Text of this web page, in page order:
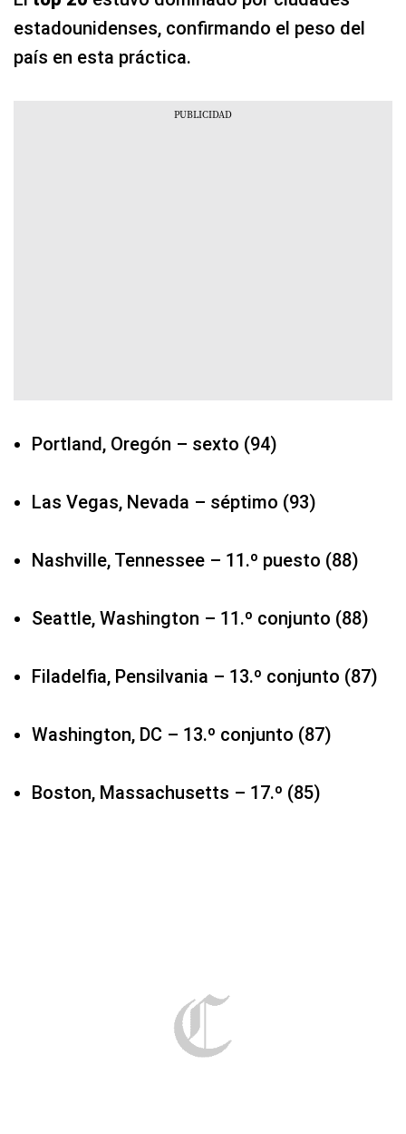
estadounidenses, confirmando el peso del
país en esta práctica.
Portland, Oregón – sexto (94)
Las Vegas, Nevada – séptimo (93)
Nashville, Tennessee – 11.º puesto (88)
Seattle, Washington – 11.º conjunto (88)
Filadelfia, Pensilvania – 13.º conjunto (87)
Washington, DC – 13.º conjunto (87)
Boston, Massachusetts – 17.º (85)